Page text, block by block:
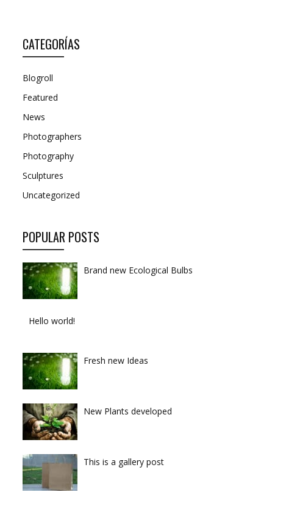
CATEGORÍAS
Blogroll
Featured
News
Photographers
Photography
Sculptures
Uncategorized
POPULAR POSTS
Brand new Ecological Bulbs
Hello world!
Fresh new Ideas
New Plants developed
This is a gallery post